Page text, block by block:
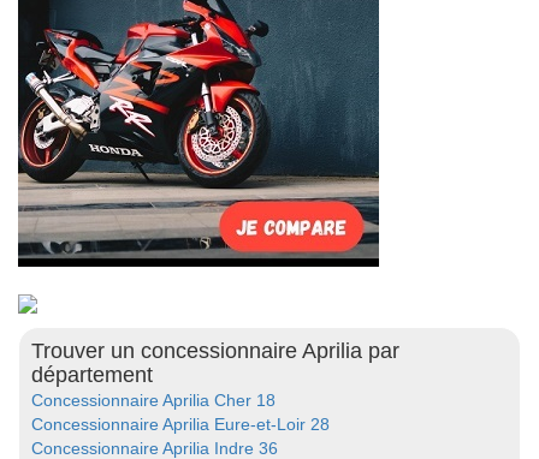
Trouver un concessionnaire Aprilia par
département
Concessionnaire Aprilia Cher 18
Concessionnaire Aprilia Eure-et-Loir 28
Concessionnaire Aprilia Indre 36